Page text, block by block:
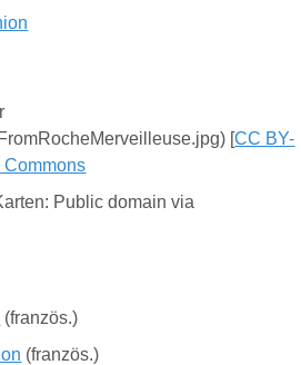
[CC BY-
Public domain via
(französ.)
(französ.)